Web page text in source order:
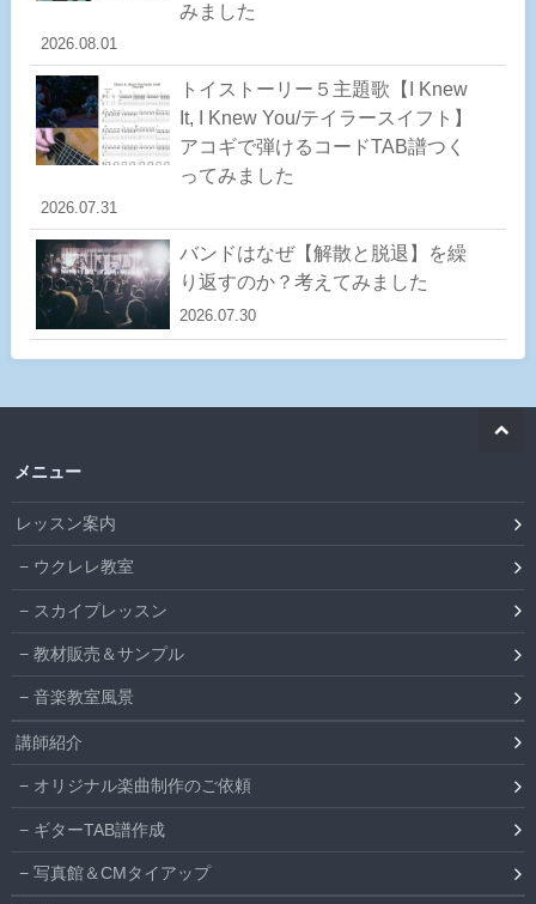
みました
2026.08.01
トイストーリー５主題歌【I Knew
It, I Knew You/テイラースイフト】
アコギで弾けるコードTAB譜つく
ってみました
2026.07.31
バンドはなぜ【解散と脱退】を繰
り返すのか？考えてみました
2026.07.30
メニュー
レッスン案内
ウクレレ教室
スカイプレッスン
教材販売＆サンプル
音楽教室風景
講師紹介
オリジナル楽曲制作のご依頼
ギターTAB譜作成
写真館＆CMタイアップ